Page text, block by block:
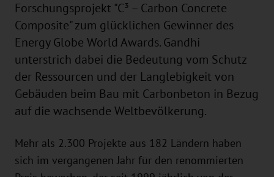
Forschungsprojekt "C³ – Carbon Concrete
Composite" zum glücklichen Gewinner des
Energy Globe World Awards. Gandhi
unterstrich dabei die Bedeutung vom Schutz
der Ressourcen und der Langlebigkeit von
Gebäuden beim Bau mit Carbonbeton in Bezug
auf die wachsende Weltbevölkerung.
Mehr als 2.300 Projekte aus 182 Ländern haben
sich im vergangenen Jahr für den renommierten